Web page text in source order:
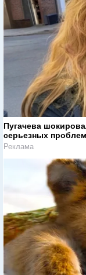
Пугачева
серьезных
Реклама